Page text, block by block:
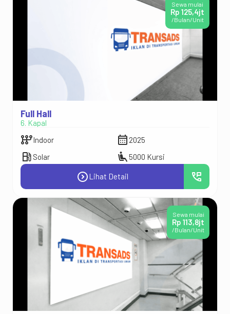
Full Hall
6. Kapal
auto_transmissionIndoor calendar_month 2025
local_gas_station Solar airline_seat_recline_extra5000 Kursi
Sewa mulai
Rp 125,4jt
/Bulan/Unit
expand_circle_right Lihat Detail perm_phone_msg
Sewa mulai
Rp 113,8jt
/Bulan/Unit